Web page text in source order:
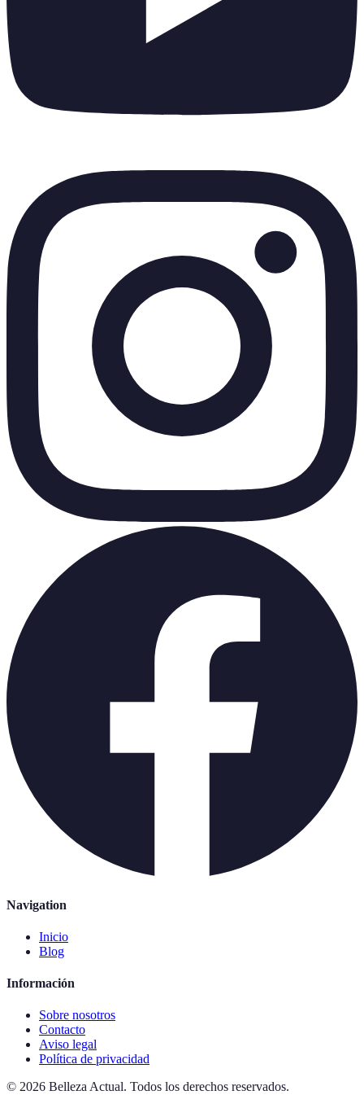
Navigation
Inicio
Blog
Información
Sobre nosotros
Contacto
Aviso legal
Política de privacidad
© 2026 Belleza Actual. Todos los derechos reservados.